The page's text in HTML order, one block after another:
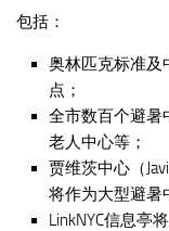
包括：
奥林匹克标准及
点；
全市数百个避暑
老人中心等；
贾维茨中心（
将作为大型避暑
LinkNYC信息亭